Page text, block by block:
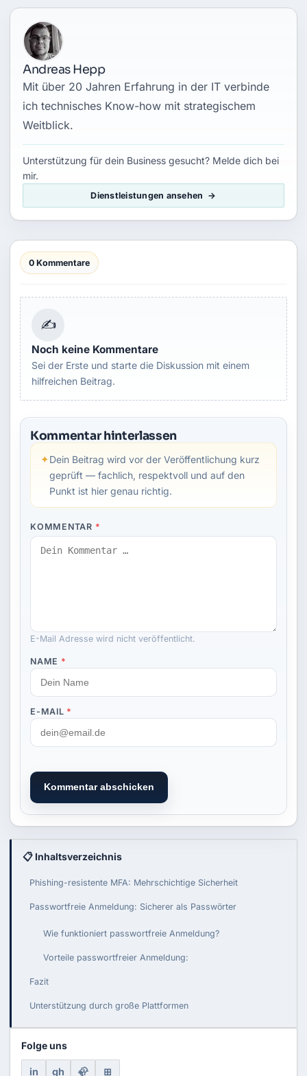
Andreas Hepp
Mit über 20 Jahren Erfahrung in der IT verbinde
ich technisches Know-how mit strategischem
Weitblick.
Unterstützung für dein Business gesucht? Melde dich bei
mir.
Dienstleistungen ansehen
0 Kommentare
✍
Noch keine Kommentare
Sei der Erste und starte die Diskussion mit einem
hilfreichen Beitrag.
Kommentar hinterlassen
✦Dein Beitrag wird vor der Veröffentlichung kurz
geprüft — fachlich, respektvoll und auf den
Punkt ist hier genau richtig.
KOMMENTAR *
E-Mail Adresse wird nicht veröffentlicht.
NAME *
E-MAIL *
Kommentar abschicken
📋 Inhaltsverzeichnis
Phishing-resistente MFA: Mehrschichtige Sicherheit
Passwortfreie Anmeldung: Sicherer als Passwörter
Wie funktioniert passwortfreie Anmeldung?
Vorteile passwortfreier Anmeldung:
Fazit
Unterstützung durch große Plattformen
Folge uns
in gh 🦣 ⊞